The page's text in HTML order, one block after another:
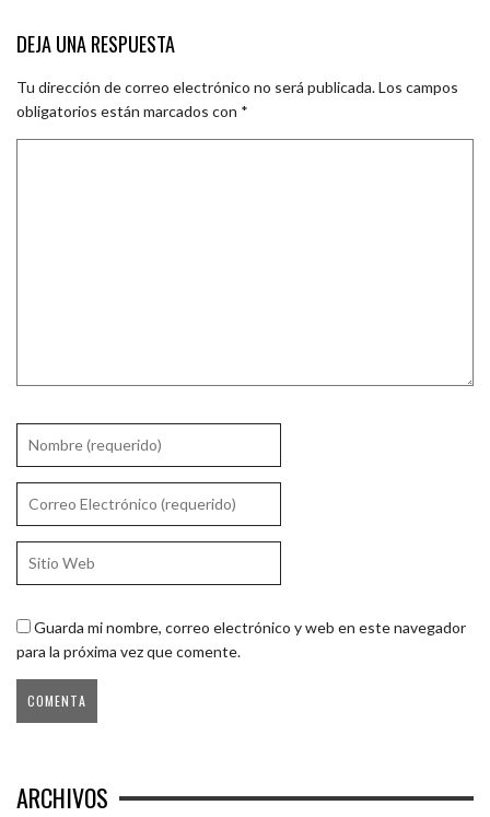
DEJA UNA RESPUESTA
Tu dirección de correo electrónico no será publicada.Los campos
obligatorios están marcados con *
Guarda mi nombre, correo electrónico y web en este navegador
para la próxima vez que comente.
ARCHIVOS